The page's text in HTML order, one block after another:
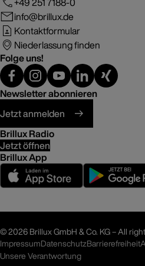
info@brillux.de
Kontaktformular
Niederlassung finden
Folge uns!
Newsletter abonnieren
Jetzt anmelden
Brillux Radio
Jetzt öffnen
Brillux App
©2026 Brillux GmbH & Co. KG – All
ImpressumDatenschutzBarrierefreiheit
Unsere Verantwortung